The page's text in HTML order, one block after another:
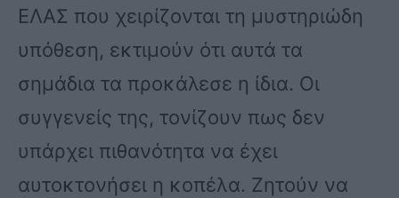
ΕΛΑΣ που χειρίζονται τη μυστηριώδη
υπόθεση, εκτιμούν ότι αυτά τα
σημάδια τα προκάλεσε η ίδια. Οι
συγγενείς της, τονίζουν πως δεν
υπάρχει πιθανότητα να έχει
αυτοκτονήσει η κοπέλα. Ζητούν να